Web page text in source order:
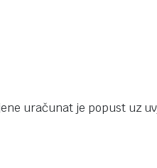
uračunat je popust uz